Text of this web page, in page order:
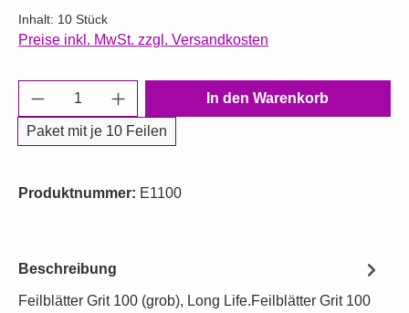
Inhalt: 10 Stück
Preise inkl. MwSt. zzgl. Versandkosten
Produkt Anzahl: Gib den gewünschten
Paket mit je 10 Feilen
In den Warenkorb
Produktnummer: E1100
Beschreibung
Feilblätter Grit 100 (grob), Long Life.Feilblätter Grit 100